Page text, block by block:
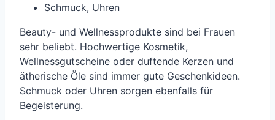
Schmuck, Uhren
Beauty- und Wellnessprodukte sind bei Frauen
sehr beliebt. Hochwertige Kosmetik,
Wellnessgutscheine oder duftende Kerzen und
ätherische Öle sind immer gute Geschenkideen.
Schmuck oder Uhren sorgen ebenfalls für
Begeisterung.